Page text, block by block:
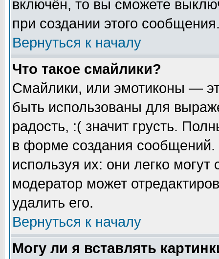
включён, то вы сможете
при создании этого
Вернуться к началу
Что такое смайлики?
Смайлики, или эмотиконы —
быть использованы для
радость, :( значит грусть.
в форме создания сообщений.
используя их: они легко
модератор может
удалить его.
Вернуться к началу
Могу ли я вставлять